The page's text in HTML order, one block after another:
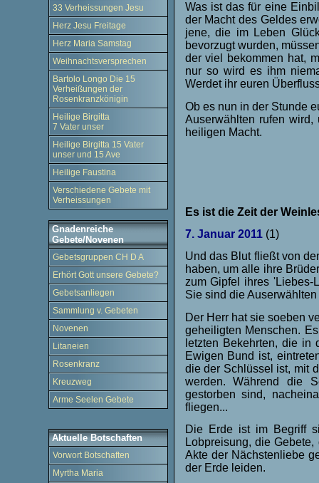
33 Verheissungen Jesu
Herz Jesu Freitage
Herz Maria Samstag
Weihnachtsversprechen
Bartolo Longo Die 15
Verheißungen der
Rosenkranzkönigin
Heilige Birgitta
7 Vater unser
Heilige Birgitta 15 Vater
unser und 15 Ave
Heilige Faustina
Verschiedene Gebete mit
Verheissungen
Gnadenreiche
Gebete/Novenen
Gebetsgruppen CH D A
Erhört Gott unsere Gebete?
Gebetsanliegen
Sammlung v. Gebeten
Novenen
Litaneien
Rosenkranz
Kreuzweg
Arme Seelen Gebete
Aktuelle Botschaften
Vorwort Botschaften
Myrtha Maria
Was ist das für eine
der Macht des Geldes
jene, die im Leben
bevorzugt wurden,
der viel bekommen hat,
nur so wird es ihm
Werdet ihr euren
Ob es nun in der Stunde
Auserwählten rufen
heiligen Macht.
Es ist die Zeit der
7. Januar 2011(1)
Und das Blut fließt von
haben, um alle ihre
zum Gipfel ihres 'Liebes-
Sie sind die Auserwählten
Der Herr hat sie soeben
geheiligten Menschen.
letzten Bekehrten, die
Ewigen Bund ist,
die der Schlüssel ist, mit
werden. Während die
gestorben sind,
fliegen...
Die Erde ist im Begriff
Lobpreisung, die
Akte der Nächstenliebe
der Erde leiden.